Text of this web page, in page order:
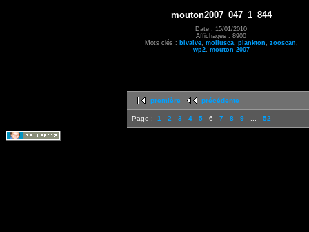
mouton2007_047_1_844
Date : 15/01/2010
Affichages : 8900
Mots clés : bivalve, mollusca, plankton zooscan
wp2, mouton 2007
première précédente
Page : 1 2 3 4 5 6 7 8 9 52